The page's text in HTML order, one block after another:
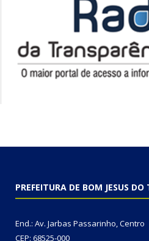
PREFEITURA DE BOM JESUS
End.: Av. Jarbas Passarinho, Centro
CEP: 68525-000